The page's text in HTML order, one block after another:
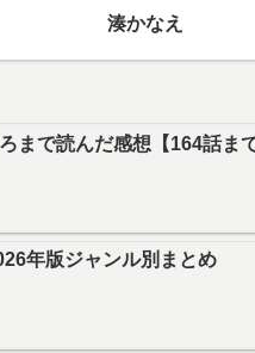
湊かなえ
まで読んだ感想【164話まで
年版ジャンル別まとめ